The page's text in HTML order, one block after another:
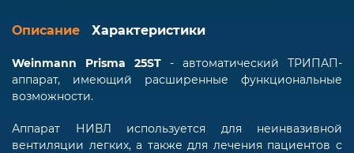
Описание Характеристики
Weinmann Prisma 25ST - автоматический ТРИПАП-
аппарат, имеющий расширенные функциональные
возможности.
Аппарат НИВЛ используется для неинвазивной
вентиляции легких, а также для лечения пациентов с